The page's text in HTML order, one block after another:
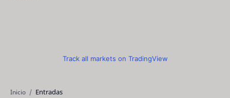
Track all markets on TradingView
Inicio Entradas